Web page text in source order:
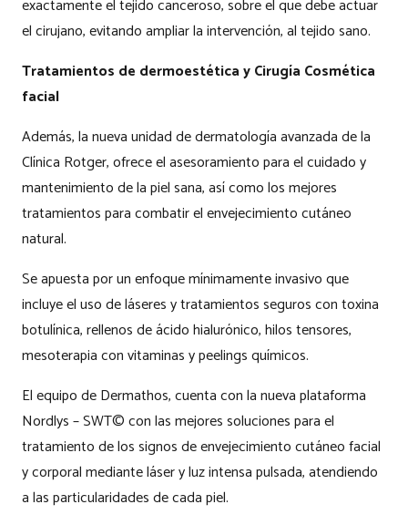
exactamente el tejido canceroso, sobre el que debe actuar
el cirujano, evitando ampliar la intervención, al tejido sano.
Tratamientos de dermoestética y Cirugía Cosmética
facial
Además, la nueva unidad de dermatología avanzada de la
Clínica Rotger, ofrece el asesoramiento para el cuidado y
mantenimiento de la piel sana, así como los mejores
tratamientos para combatir el envejecimiento cutáneo
natural.
Se apuesta por un enfoque mínimamente invasivo que
incluye el uso de láseres y tratamientos seguros con toxina
botulínica, rellenos de ácido hialurónico, hilos tensores,
mesoterapia con vitaminas y peelings químicos.
El equipo de Dermathos, cuenta con la nueva plataforma
Nordlys – SWT© con las mejores soluciones para el
tratamiento de los signos de envejecimiento cutáneo facial
y corporal mediante láser y luz intensa pulsada, atendiendo
a las particularidades de cada piel.